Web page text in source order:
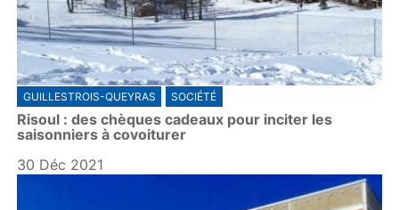
GUILLESTROIS-QUEYRAS SOCIÉTÉ
Risoul : des chèques cadeaux pour inciter les
saisonniers à covoiturer
30 Déc 2021